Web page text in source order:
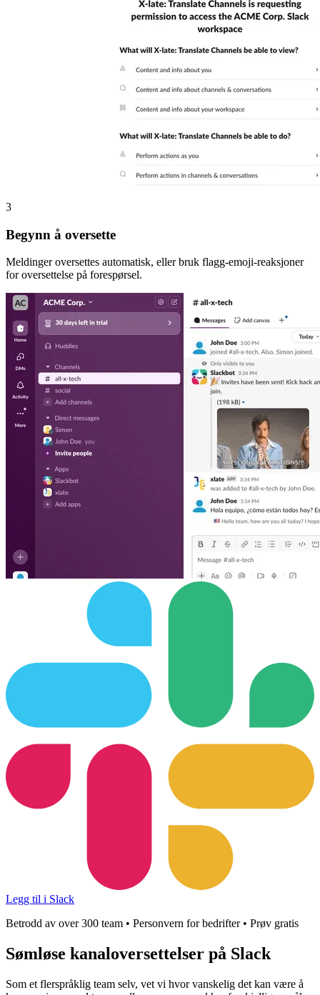
3
Begynn å oversette
Meldinger oversettes automatisk, eller bruk flagg-emoji-reaksjoner
for oversettelse på forespørsel.
Legg til i Slack
Betrodd av over 300 team • Personvern for bedrifter • Prøv gratis
Sømløse kanaloversettelser på Slack
Som et flerspråklig team selv, vet vi hvor vanskelig det kan være å